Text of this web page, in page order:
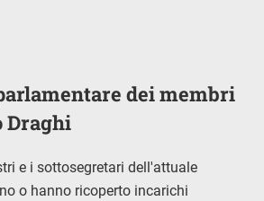
dei membri
Draghi
e i sottosegretari dell'attuale
o hanno ricoperto incarichi